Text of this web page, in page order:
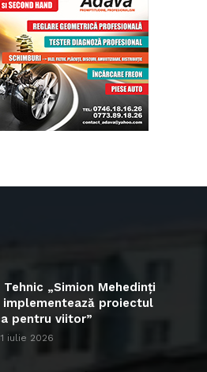
Tehnic „Simion Mehedinți
implementează proiectul
pentru viitor”
iulie 2026